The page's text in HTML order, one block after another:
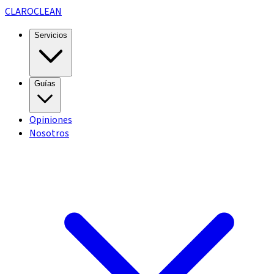
CLAROCLEAN
Servicios
Guías
Opiniones
Nosotros